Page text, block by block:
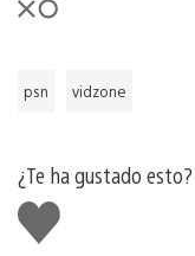
psn vidzone
¿Te ha gustado esto?
Me
gusta